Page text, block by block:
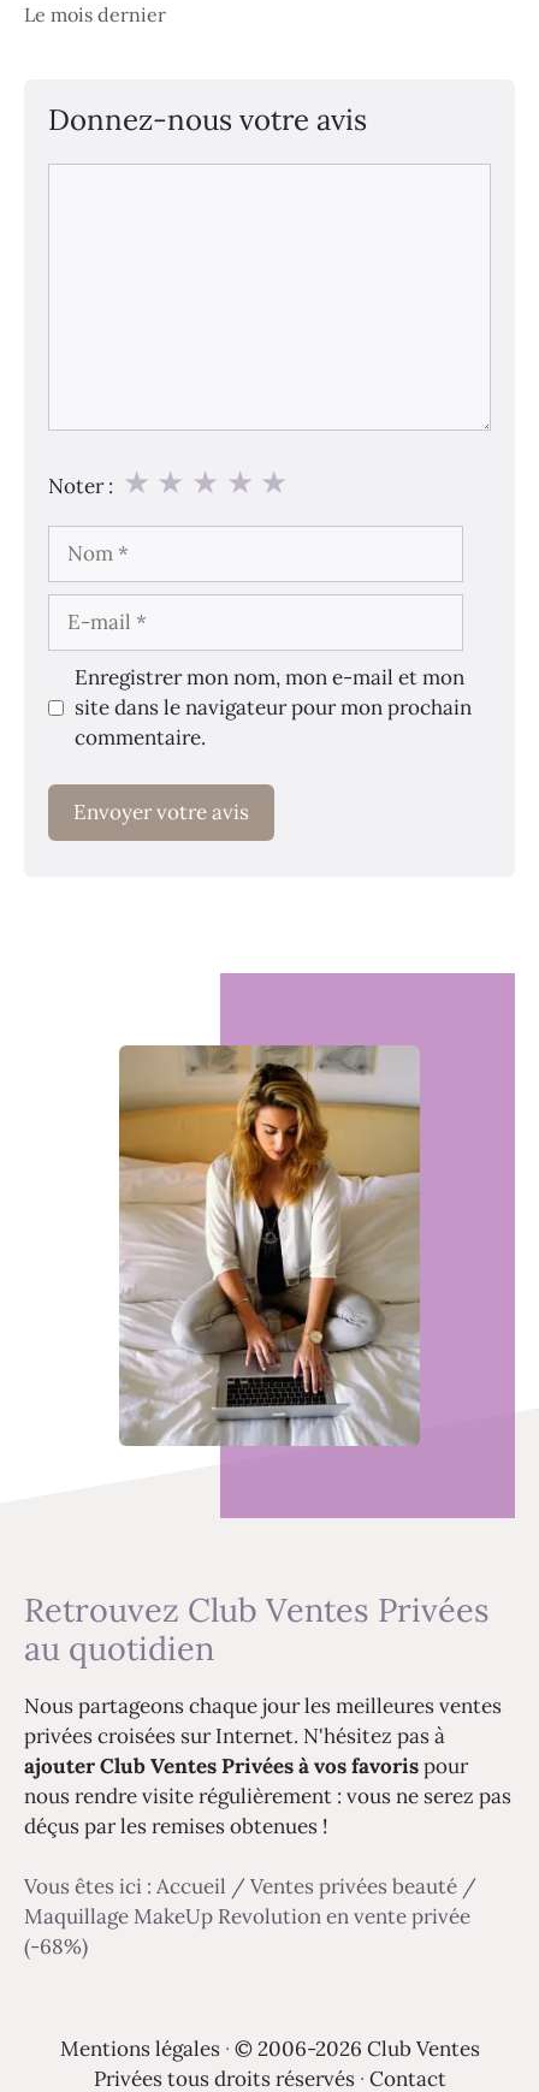
Le mois dernier
Donnez-nous votre avis
Noter : ★
★
★
★
★
Nom
E-
mail
Enregistrer mon nom, mon e-mail et mon
site dans le navigateur pour mon prochain
commentaire.
Retrouvez Club Ventes Privées
au quotidien
Nous partageons chaque jour les meilleures ventes
privées croisées sur Internet. N'hésitez pas à
ajouter Club Ventes Privées à vos favorispour
nous rendre visite régulièrement : vous ne serez pas
déçus par les remises obtenues !
Vous êtes ici : Accueil / Ventes privées beauté /
Maquillage MakeUp Revolution en vente privée
(-68%)
Mentions légales · © 2006-2026 Club Ventes
Privées tous droits réservés · Contact